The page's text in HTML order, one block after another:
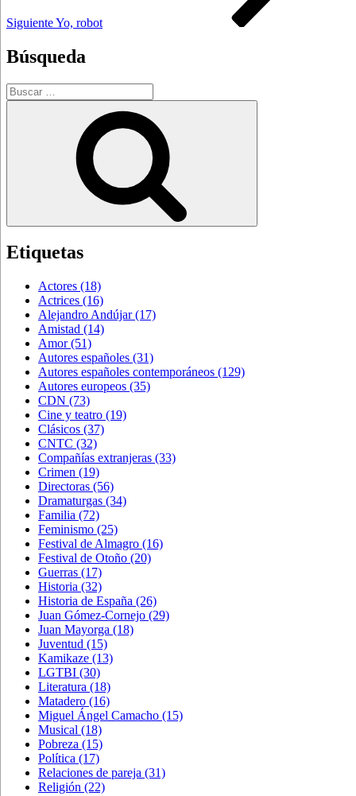
SiguienteYo, robot
Búsqueda
Buscar
por:
Etiquetas
Actores (18)
Actrices (16)
Alejandro Andújar(17)
Amistad (14)
Amor(51)
Autores españoles (31)
Autores españoles contemporáneos (129)
Autores europeos (35)
CDN (73)
Cine y teatro (19)
Clásicos (37)
CNTC (32)
Compañías extranjeras (33)
Crimen (19)
Directoras (56)
Dramaturgas (34)
Familia (72)
Feminismo (25)
Festival de Almagro (16)
Festival de Otoño (20)
Guerras (17)
Historia (32)
Historia de España (26)
Juan Gómez-Cornejo (29)
Juan Mayorga (18)
Juventud (15)
Kamikaze (13)
LGTBI (30)
Literatura (18)
Matadero (16)
Miguel Ángel Camacho (15)
Musical (18)
Pobreza (15)
Política (17)
Relaciones de pareja (31)
Religión (22)